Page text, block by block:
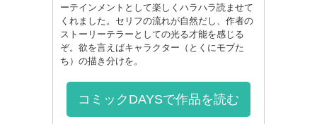
ーテインメントとして楽しくハラハラ読ませて
くれました。セリフの流れが自然だし、作者の
ストーリーテラーとしての光る才能を感じる
ぞ。欲を言えばキャラクター（とくにモブた
ち）の描き分けを。
コミックDAYSで作品を読む